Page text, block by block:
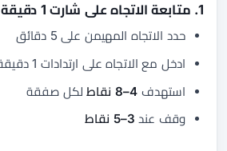
1. متابعة الاتجاه على شارت 1 دقيقة
حدد الاتجاه المهيمن على 5 دقائق
ادخل مع الاتجاه على ارتدادات 1 دقيقة
استهدف 4–8 نقاط
لكل صفقة
وقف عند 3–5 نقاط